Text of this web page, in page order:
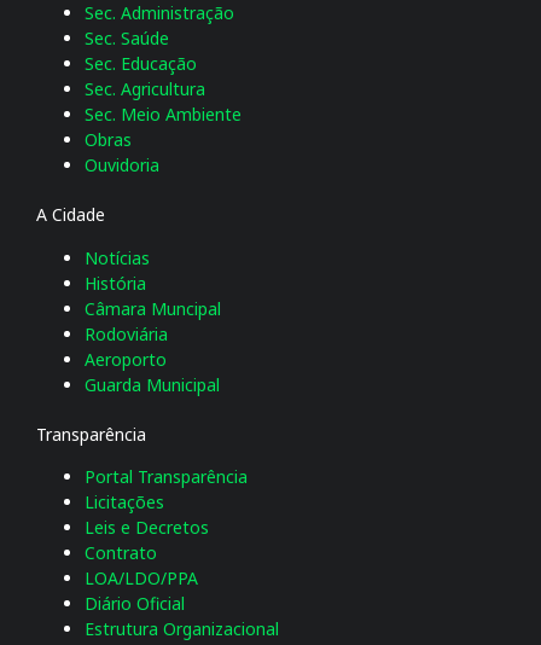
A Cidade
Notícias
História
Câmara Muncipal
Rodoviária
Aeroporto
Guarda Municipal
Transparência
Portal Transparência
Licitações
Leis e Decretos
Contrato
LOA/LDO/PPA
Diário Oficial
Estrutura Organizacional
Sec. Administração
Sec. Saúde
Sec. Educação
Sec. Agricultura
Sec. Meio Ambiente
Obras
Ouvidoria